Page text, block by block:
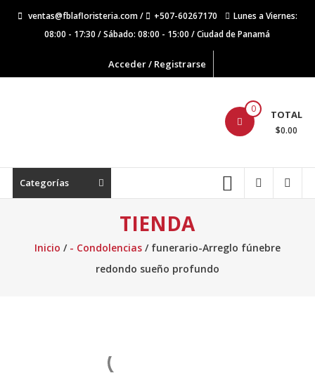
contenido
ventas@fblafloristeria.com / +507-60267170
Lunes a Viernes:
08:00 - 17:30 / Sábado: 08:00 - 15:00 / Ciudad de Panamá
Acceder / Registrarse
0 TOTAL
$0.00
Categorías
TIENDA
Inicio / - Condolencias/ funerario-Arreglo fúnebre
redondo sueño profundo